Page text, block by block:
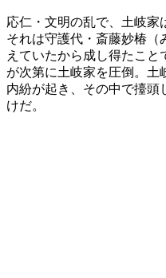
応仁・文明の乱で、土岐家
それは守護代・斎藤妙椿（
えていたから成し得たこと
が次第に土岐家を圧倒。土
内紛が起き、その中で擡頭
けだ。